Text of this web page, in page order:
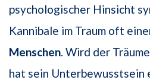
psychologischer Hinsicht
Kannibale im Traum oft
Menschen. Wird der
hat sein Unterbewusstsein